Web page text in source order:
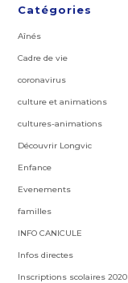
Catégories
Aînés
Cadre de vie
coronavirus
culture et animations
cultures-animations
Découvrir Longvic
Enfance
Evenements
familles
INFO CANICULE
Infos directes
Inscriptions scolaires 2020